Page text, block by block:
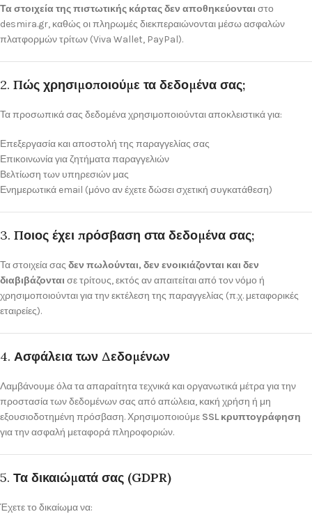
Τα στοιχεία της πιστωτικής κάρτας δεν αποθηκεύονται στο
desmira.gr, καθώς οι πληρωμές διεκπεραιώνονται μέσω ασφαλών
πλατφορμών τρίτων (Viva Wallet, PayPal).
2. Πώς χρησιμοποιούμε τα δεδομένα σας;
Τα προσωπικά σας δεδομένα χρησιμοποιούνται αποκλειστικά για:
Επεξεργασία και αποστολή της παραγγελίας σας
Επικοινωνία για ζητήματα παραγγελιών
Βελτίωση των υπηρεσιών μας
Ενημερωτικά email (μόνο αν έχετε δώσει σχετική συγκατάθεση)
3. Ποιος έχει πρόσβαση στα δεδομένα σας;
Τα στοιχεία σας δεν πωλούνται, δεν ενοικιάζονται και δεν
διαβιβάζονται σε τρίτους, εκτός αν απαιτείται από τον νόμο ή
χρησιμοποιούνται για την εκτέλεση της παραγγελίας (π.χ. μεταφορικές
εταιρείες).
4. Ασφάλεια των Δεδομένων
Λαμβάνουμε όλα τα απαραίτητα τεχνικά και οργανωτικά μέτρα για την
προστασία των δεδομένων σας από απώλεια, κακή χρήση ή μη
εξουσιοδοτημένη πρόσβαση. Χρησιμοποιούμε SSL κρυπτογράφηση
για την ασφαλή μεταφορά πληροφοριών.
5. Τα δικαιώματά σας (GDPR)
Έχετε το δικαίωμα να: